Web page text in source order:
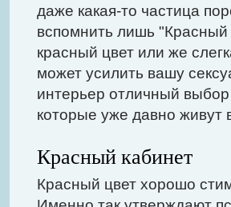
даже какая-то частица
вспомнить лишь
красный цвет или же
может усилить вашу
интерьер отличный
которые уже давно живут
Красный кабинет
Красный цвет хорошо